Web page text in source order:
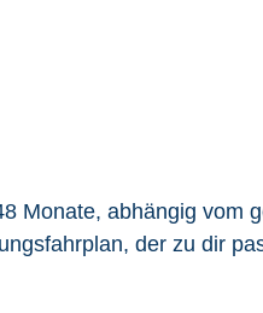
Monate, abhängig vom
der zu dir